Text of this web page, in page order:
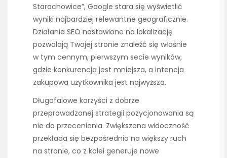
Starachowice”, Google stara się wyświetlić
wyniki najbardziej relewantne geograficznie.
Działania SEO nastawione na lokalizację
pozwalają Twojej stronie znaleźć się właśnie
w tym cennym, pierwszym secie wyników,
gdzie konkurencja jest mniejsza, a intencja
zakupowa użytkownika jest najwyższa.
Długofalowe korzyści z dobrze
przeprowadzonej strategii pozycjonowania są
nie do przecenienia. Zwiększona widoczność
przekłada się bezpośrednio na większy ruch
na stronie, co z kolei generuje nowe